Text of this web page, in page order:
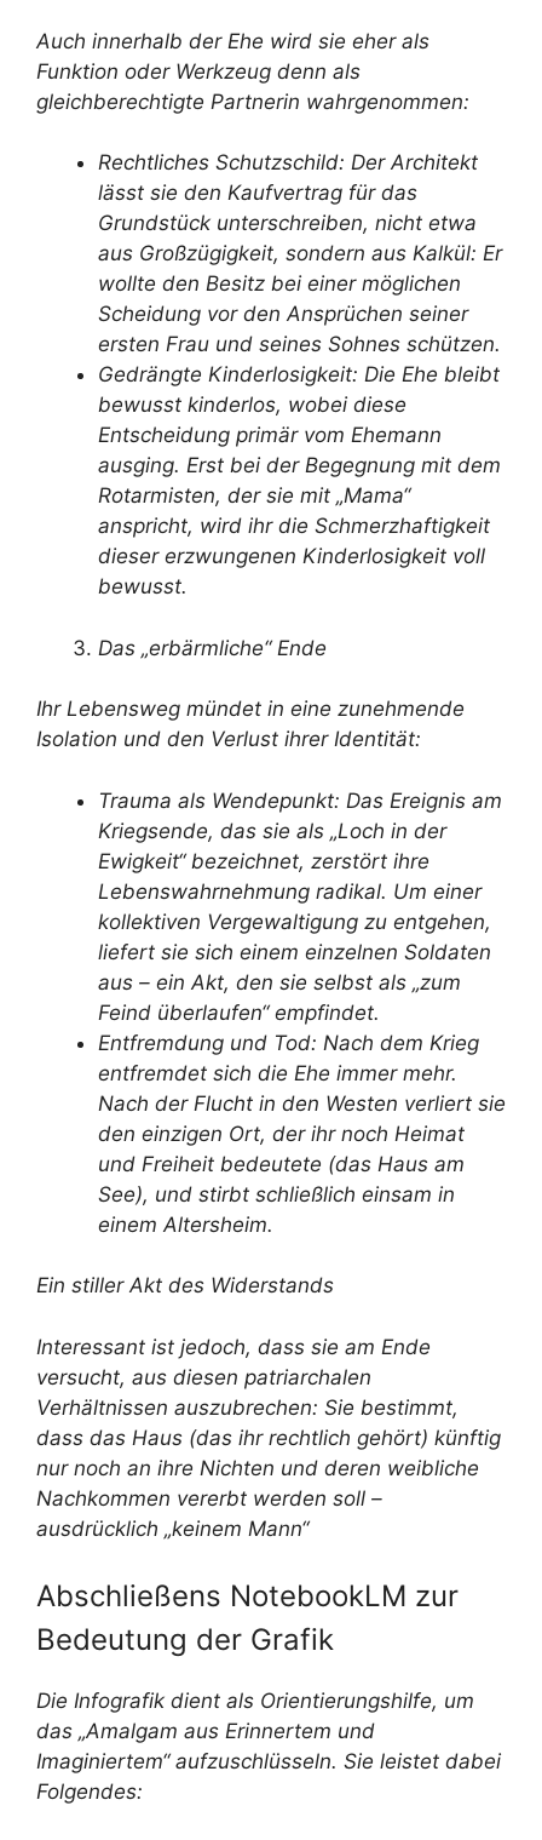
Auch innerhalb der Ehe wird sie eher als
Funktion oder Werkzeug denn als
gleichberechtigte Partnerin wahrgenommen:
Rechtliches Schutzschild: Der Architekt
lässt sie den Kaufvertrag für das
Grundstück unterschreiben, nicht etwa
aus Großzügigkeit, sondern aus Kalkül: Er
wollte den Besitz bei einer möglichen
Scheidung vor den Ansprüchen seiner
ersten Frau und seines Sohnes schützen.
Gedrängte Kinderlosigkeit: Die Ehe bleibt
bewusst kinderlos, wobei diese
Entscheidung primär vom Ehemann
ausging. Erst bei der Begegnung mit dem
Rotarmisten, der sie mit „Mama“
anspricht, wird ihr die Schmerzhaftigkeit
dieser erzwungenen Kinderlosigkeit voll
bewusst.
Das „erbärmliche“ Ende
Ihr Lebensweg mündet in eine zunehmende
Isolation und den Verlust ihrer Identität:
Trauma als Wendepunkt: Das Ereignis am
Kriegsende, das sie als „Loch in der
Ewigkeit“ bezeichnet, zerstört ihre
Lebenswahrnehmung radikal. Um einer
kollektiven Vergewaltigung zu entgehen,
liefert sie sich einem einzelnen Soldaten
aus – ein Akt, den sie selbst als „zum
Feind überlaufen“ empfindet.
Entfremdung und Tod: Nach dem Krieg
entfremdet sich die Ehe immer mehr.
Nach der Flucht in den Westen verliert sie
den einzigen Ort, der ihr noch Heimat
und Freiheit bedeutete (das Haus am
See), und stirbt schließlich einsam in
einem Altersheim.
Ein stiller Akt des Widerstands
Interessant ist jedoch, dass sie am Ende
versucht, aus diesen patriarchalen
Verhältnissen auszubrechen: Sie bestimmt,
dass das Haus (das ihr rechtlich gehört) künftig
nur noch an ihre Nichten und deren weibliche
Nachkommen vererbt werden soll –
ausdrücklich „keinem Mann“
Abschließens NotebookLM zur
Bedeutung der Grafik
Die Infografik dient als Orientierungshilfe, um
das „Amalgam aus Erinnertem und
Imaginiertem“ aufzuschlüsseln. Sie leistet dabei
Folgendes: